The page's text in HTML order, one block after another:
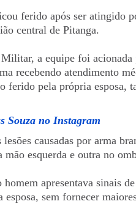
ferido após ser atingido
central de Pitanga.
a equipe foi acionada
recebendo atendimento
ferido pela própria esposa,
Souza no Instagram
causadas por arma
esquerda e outra no
apresentava sinais
esposa, sem fornecer